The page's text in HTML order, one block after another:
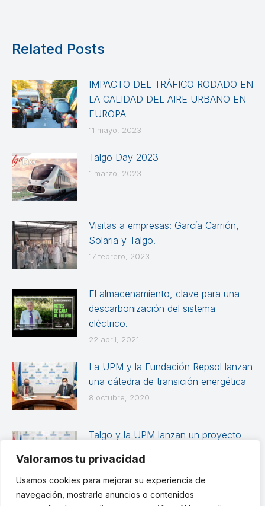
Valoramos tu privacidad
Usamos cookies para mejorar su experiencia de
navegación, mostrarle anuncios o contenidos
Related Posts
IMPACTO DEL TRÁFICO RODADO EN
LA CALIDAD DEL AIRE URBANO EN
EUROPA
11 mayo, 2023
Talgo Day 2023
1 marzo, 2023
Visitas a empresas: García Carrión,
Solaria y Talgo.
17 febrero, 2023
El almacenamiento, clave para una
descarbonización del sistema
eléctrico.
22 abril, 2021
La UPM y la Fundación Repsol lanzan
una cátedra de transición energética
8 octubre, 2020
Talgo y la UPM lanzan un proyecto
ferroviarios
2 octubre, 2020